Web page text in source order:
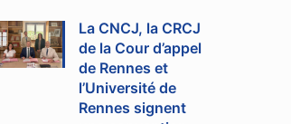
La CNCJ, la CRCJ
de la Cour d’appel
de Rennes et
l’Université de
Rennes signent